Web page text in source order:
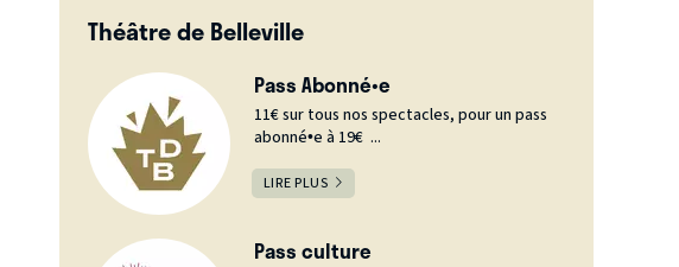
Théâtre de Belleville
Pass Abonné•e
11€ sur tous nos spectacles, pour un pass
abonné•e à 19€ ...
LIRE PLUS
Pass culture